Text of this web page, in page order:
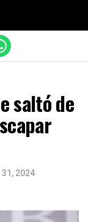
saltó de
2024